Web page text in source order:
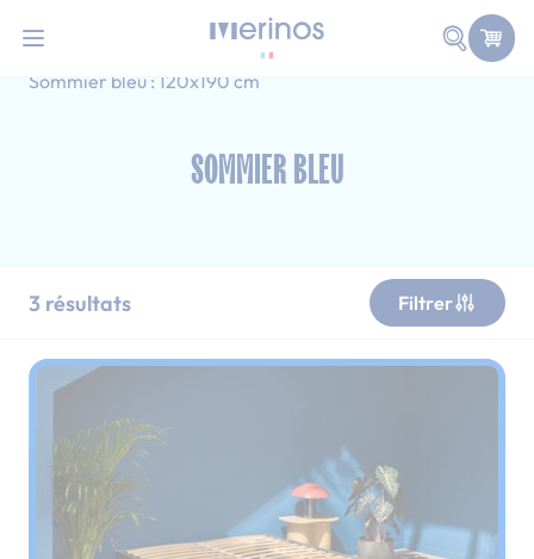
Faire
Accueil
Sommier bleu
Sommier bleu : 120x190 cm
SOMMIER BLEU
3 résultats Filtrer